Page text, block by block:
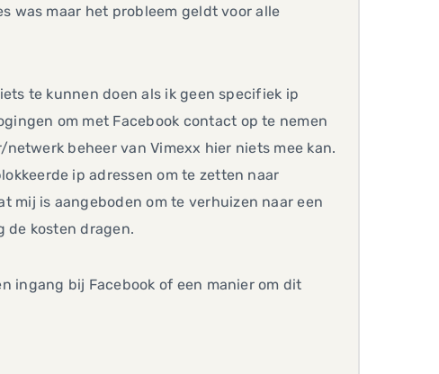
was maar het probleem geldt voor alle
te kunnen doen als ik geen specifiek ip
om met Facebook contact op te nemen
beheer van Vimexx hier niets mee kan.
ip adressen om te zetten naar
mij is aangeboden om te verhuizen naar een
de kosten dragen.
ingang bij Facebook of een manier om dit